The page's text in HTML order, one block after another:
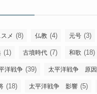
メ (8) 仏教 (4) 元号 (3)
(1) 古墳時代 (7) 和歌 (18)
洋戦争 (39) 太平洋戦争 原因
(18) 太平洋戦争 影響 (5)